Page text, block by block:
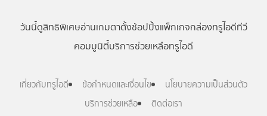
วันนี้ดูสิทธิพิเศษอ่านเกมตาตั้งช้อปปิ้งแพ็กเกจกล่องทรูไอดีทีวี
คอมมูนิตี้บริการช่วยเหลือทรูไอดี
เกี่ยวกับทรูไอดี ข้อกำหนดและเงื่อนไข
นโยบายความเป็นส่วนตัว
บริการช่วยเหลือ
ติดต่อเรา